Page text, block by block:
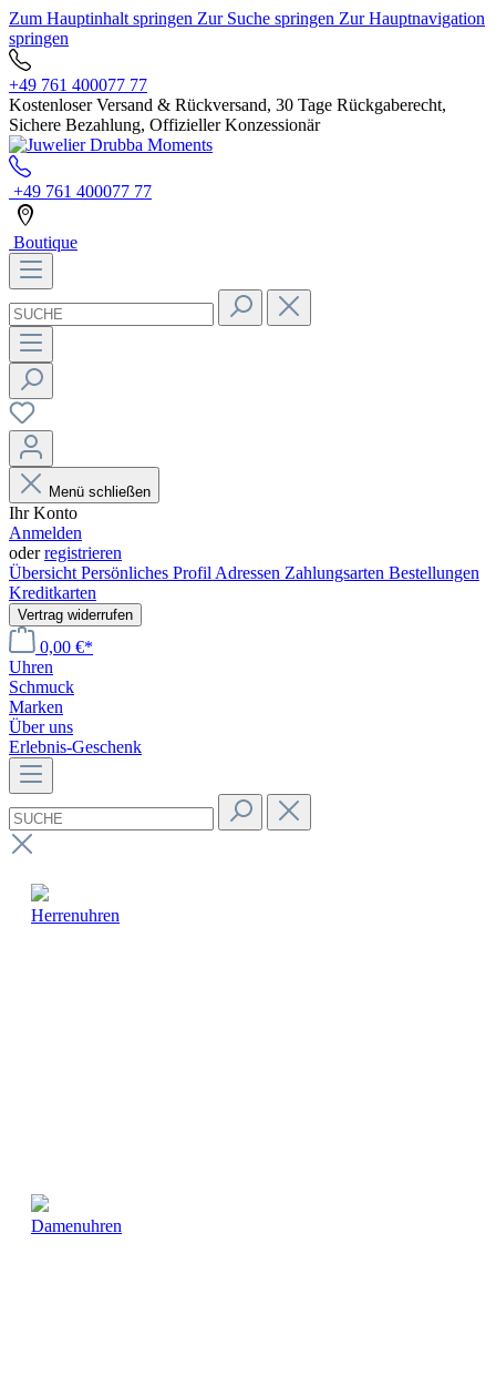
Zum Hauptinhalt springen Zur Suche springen Zur Hauptnavigation
springen
+49 761 400077 77
Kostenloser Versand & Rückversand, 30 Tage Rückgaberecht,
Sichere Bezahlung, Offizieller Konzessionär
+49 761 400077 77
Boutique
Menü schließen
Ihr Konto
Anmelden
oderregistrieren
Übersicht Persönliches Profil Adressen Zahlungsarten Bestellungen
Kreditkarten
Vertrag widerrufen
0,00 €*
Uhren
Schmuck
Marken
Über uns
Erlebnis-Geschenk
Herrenuhren
Damenuhren